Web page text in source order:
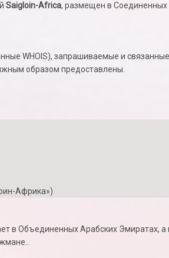
Saigloin-Africa, размещен в Соединенных
WHOIS), запрашиваемые и
образом предоставлены.
Африка»)
в Объединенных Арабских Эмиратах, а